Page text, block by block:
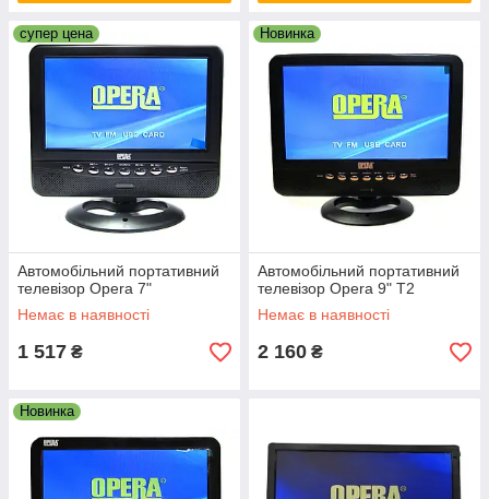
супер цена
Автомобільний портативний
телевізор Opera 7"
Немає в наявності
1 517 ₴
Новинка
Автомобільний портативний
телевізор Opera 9" T2
Немає в наявності
2 160 ₴
Новинка